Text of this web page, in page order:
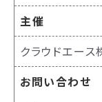
主催
クラウドエー
お問い合わせ